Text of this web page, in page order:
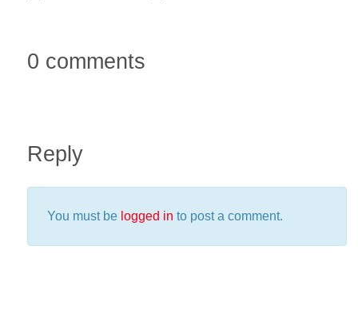
0 comments
Reply
You must be logged in to post a comment.